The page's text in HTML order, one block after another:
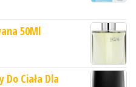
50Ml
Ciała Dla